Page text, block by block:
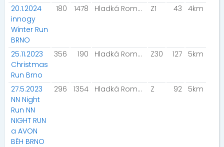
20.1.2024
innogy
Winter Run
BRNO
180 1478 Hladká Romana Z1 43 4km
25.11.2023
Christmas
Run Brno
356 190 Hladká Romana Z30 127 5km
27.5.2023
NN Night
Run NN
NIGHT RUN
a AVON
BĚH BRNO
296 1354 Hladká Romana Z 92 5km